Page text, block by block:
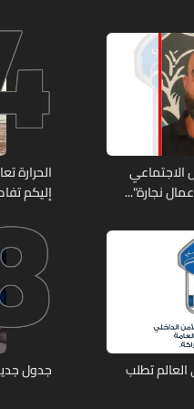
الاجتماعي
نجارة"...
الحرارة
إليكم
تطلب
جدول